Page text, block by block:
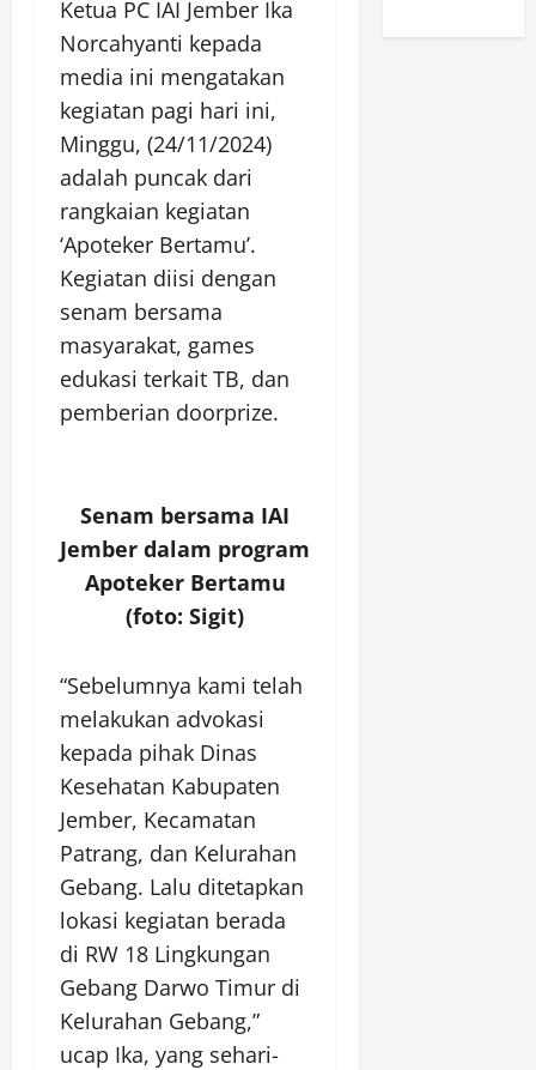
Ketua PC IAI Jember Ika
Norcahyanti kepada
media ini mengatakan
kegiatan pagi hari ini,
Minggu, (24/11/2024)
adalah puncak dari
rangkaian kegiatan
‘Apoteker Bertamu’.
Kegiatan diisi dengan
senam bersama
masyarakat, games
edukasi terkait TB, dan
pemberian doorprize.
Senam bersama IAI
Jember dalam program
Apoteker Bertamu
(foto: Sigit)
“Sebelumnya kami telah
melakukan advokasi
kepada pihak Dinas
Kesehatan Kabupaten
Jember, Kecamatan
Patrang, dan Kelurahan
Gebang. Lalu ditetapkan
lokasi kegiatan berada
di RW 18 Lingkungan
Gebang Darwo Timur di
Kelurahan Gebang,”
ucap Ika, yang sehari-